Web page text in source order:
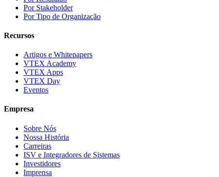
Por Stakeholder
Por Tipo de Organização
Recursos
Artigos e Whitepapers
VTEX Academy
VTEX Apps
VTEX Day
Eventos
Empresa
Sobre Nós
Nossa História
Carreiras
ISV e Integradores de Sistemas
Investidores
Imprensa